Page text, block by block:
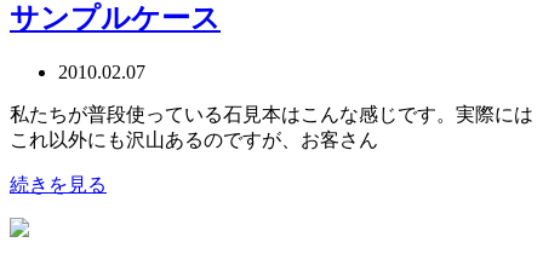
サンプルケース
2010.02.07
私たちが普段使っている石見本はこんな感じです。実際には
これ以外にも沢山あるのですが、お客さん
続きを見る